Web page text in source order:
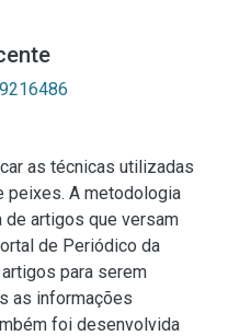
as técnicas utilizadas
peixes. A metodologia
artigos que versam
de Periódico da
para serem
as informações
foi desenvolvida